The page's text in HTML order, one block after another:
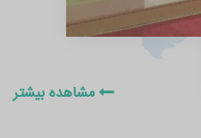
مشاهده بیشتر